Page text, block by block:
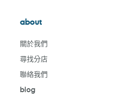
about
關於我們
尋找分店
聯絡我們
blog